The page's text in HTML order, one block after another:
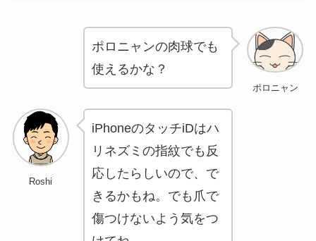
ポロニャン
ポロニャンの肉球でも
使えるかな？
Roshi
iPhoneのタッチiDはハ
リネズミの指紋でも反
応したらしいので、で
きるかもね。でも爪で
傷つけないよう気をつ